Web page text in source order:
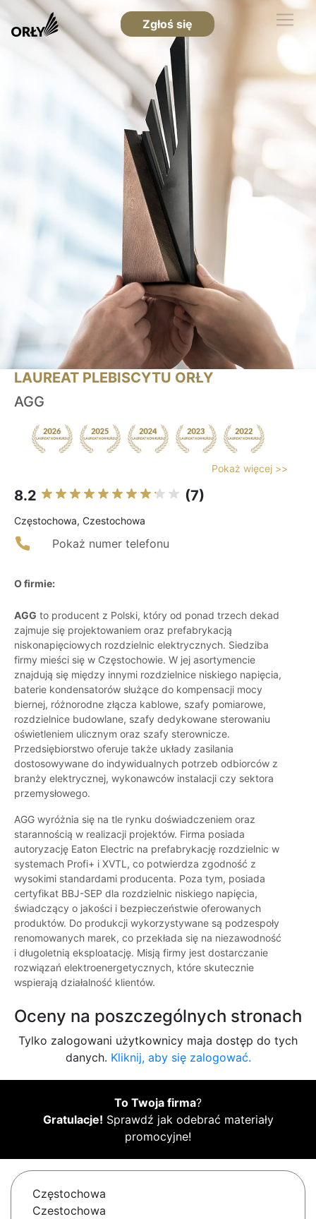
Zgłoś się
LAUREAT PLEBISCYTU ORŁY
AGG
Pokaż więcej >>
8.2 (7)
Częstochowa, Czestochowa
Pokaż numer telefonu
O firmie:
AGG to producent z Polski, który od ponad trzech dekad
zajmuje się projektowaniem oraz prefabrykacją
niskonapięciowych rozdzielnic elektrycznych. Siedziba
firmy mieści się w Częstochowie. W jej asortymencie
znajdują się między innymi rozdzielnice niskiego napięcia,
baterie kondensatorów służące do kompensacji mocy
biernej, różnorodne złącza kablowe, szafy pomiarowe,
rozdzielnice budowlane, szafy dedykowane sterowaniu
oświetleniem ulicznym oraz szafy sterownicze.
Przedsiębiorstwo oferuje także układy zasilania
dostosowywane do indywidualnych potrzeb odbiorców z
branży elektrycznej, wykonawców instalacji czy sektora
przemysłowego.
AGG wyróżnia się na tle rynku doświadczeniem oraz
starannością w realizacji projektów. Firma posiada
autoryzację Eaton Electric na prefabrykację rozdzielnic w
systemach Profi+ i XVTL, co potwierdza zgodność z
wysokimi standardami producenta. Poza tym, posiada
certyfikat BBJ-SEP dla rozdzielnic niskiego napięcia,
świadczący o jakości i bezpieczeństwie oferowanych
produktów. Do produkcji wykorzystywane są podzespoły
renomowanych marek, co przekłada się na niezawodność
i długoletnią eksploatację. Misją firmy jest dostarczanie
rozwiązań elektroenergetycznych, które skutecznie
wspierają działalność klientów.
Oceny na poszczególnych stronach
Tylko zalogowani użytkownicy maja dostęp do tych
danych. Kliknij, aby się zalogować.
To Twoja firma?
Gratulacje! Sprawdź jak odebrać materiały
promocyjne!
Częstochowa
Czestochowa